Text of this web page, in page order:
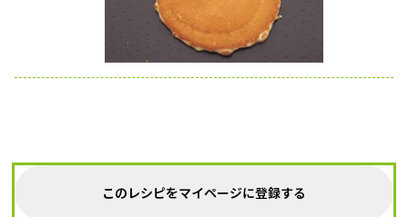
このレシピをマイページに登録する